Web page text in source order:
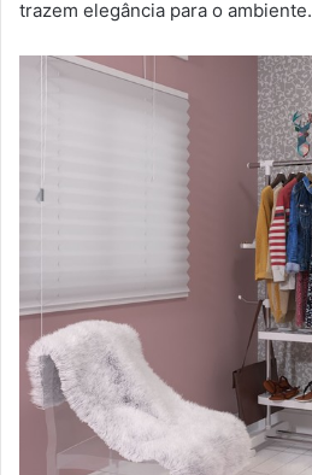
trazem elegância para o ambiente.